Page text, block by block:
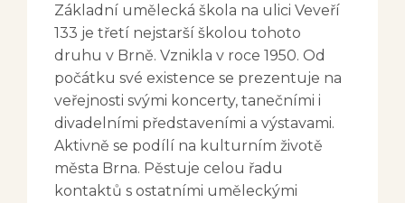
Základní umělecká škola na ulici Veveří
133 je třetí nejstarší školou tohoto
druhu v Brně. Vznikla v roce 1950. Od
počátku své existence se prezentuje na
veřejnosti svými koncerty, tanečními i
divadelními představeními a výstavami.
Aktivně se podílí na kulturním životě
města Brna. Pěstuje celou řadu
kontaktů s ostatními uměleckými